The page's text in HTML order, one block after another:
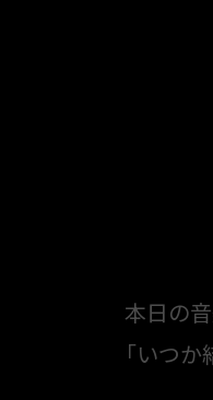
本日の
「いつ